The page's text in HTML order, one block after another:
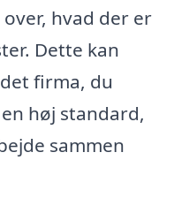
hvad der er
Dette kan
firma, du
høj standard,
sammen